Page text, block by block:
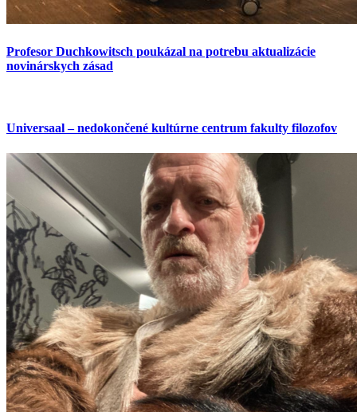
Profesor Duchkowitsch poukázal na potrebu aktualizácie
novinárskych zásad
Universaal – nedokončené kultúrne centrum fakulty filozofov